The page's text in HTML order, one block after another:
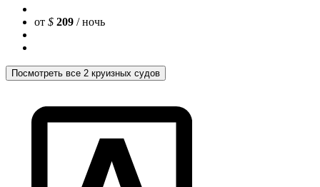
от $ 209 / ночь
Посмотреть все 2 круизных судов